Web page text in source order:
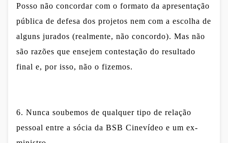
Posso não concordar com o formato da apresentação
pública de defesa dos projetos nem com a escolha de
alguns jurados (realmente, não concordo). Mas não
são razões que ensejem contestação do resultado
final e, por isso, não o fizemos.
6. Nunca soubemos de qualquer tipo de relação
pessoal entre a sócia da BSB Cinevídeo e um ex-